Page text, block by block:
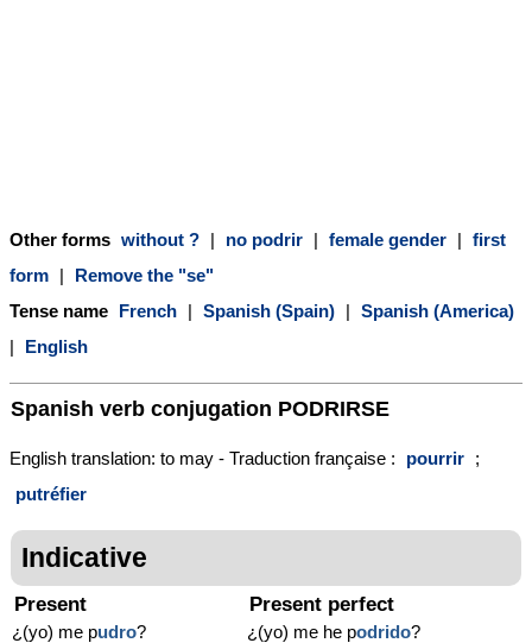
Other forms without ? | no podrir | female gender | first
form |
Remove the "se"
Tense name French | Spanish (Spain) | Spanish (America)
|
English
Spanish verb conjugation PODRIRSE
English translation: to may - Traduction française : pourrir ;
putréfier
Indicative
Present
¿(yo) me pudro?
Present perfect
¿(yo) me he podrido?